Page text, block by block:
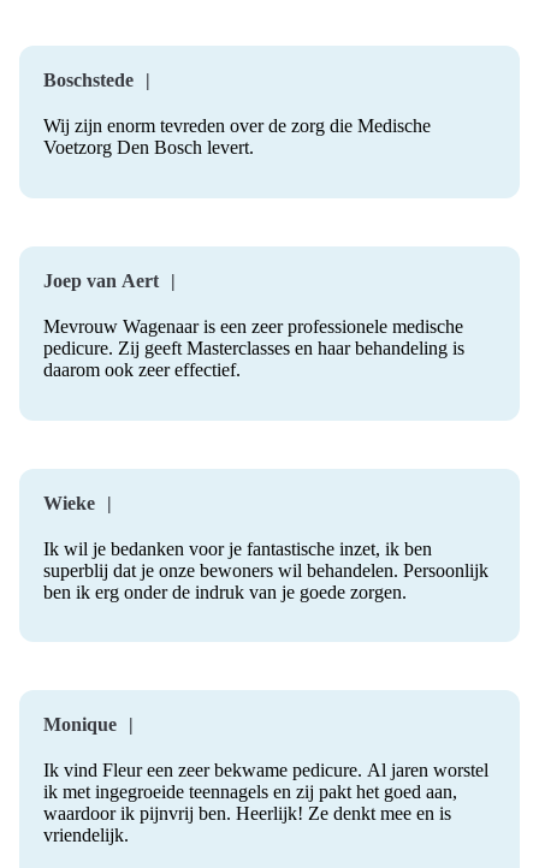
Boschstede
Wij zijn enorm tevreden over de zorg die Medische
Voetzorg Den Bosch levert.
Joep van Aert
Mevrouw Wagenaar is een zeer professionele medische
pedicure. Zij geeft Masterclasses en haar behandeling is
daarom ook zeer effectief.
Wieke
Ik wil je bedanken voor je fantastische inzet, ik ben
superblij dat je onze bewoners wil behandelen. Persoonlijk
ben ik erg onder de indruk van je goede zorgen.
Monique
Ik vind Fleur een zeer bekwame pedicure. Al jaren worstel
ik met ingegroeide teennagels en zij pakt het goed aan,
waardoor ik pijnvrij ben. Heerlijk! Ze denkt mee en is
vriendelijk.